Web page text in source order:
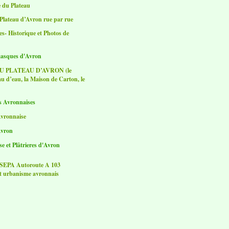
du Plateau
d’Avron rue par rue
Historique et Photos de
d'Avron
PLATEAU D’AVRON (le
d’eau, la Maison de Carton, le
Avronnaises
et Plâtrieres d'Avron
Autoroute A 103
urbanisme avronnais